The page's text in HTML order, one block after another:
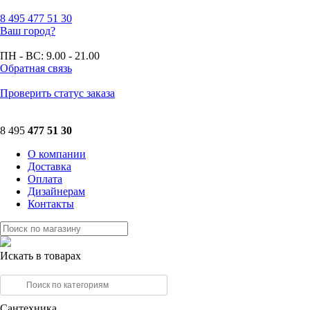
8 495 477 51 30
Ваш город?
ПН - ВС: 9.00 - 21.00
Обратная связь
Проверить статус заказа
8 495 477 51 30
О компании
Доставка
Оплата
Дизайнерам
Контакты
Искать в товарах